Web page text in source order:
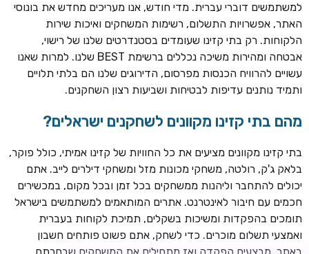
חבילת קבלת פנים: בונוס 100% עד 300€ + 100 ספיני בונוס על
ההפקדה הראשונה
CASOO
בונוס מתגלגל עד 2,000 ₪ + 200 ספינים חינם לשחקנים
חדשים
ROYSPINS
חינם על ההפקדות הראשונות
למשתמשים דוברי עברית. מדי חודש, אנו מעריכים מחדש את בונוסי
האתר, אפשרויות התשלום, רשימות המשחקים ואיכות שירות
הלקוחות. רק בתי קזינו שעומדים בסטנדרטים שלנו של רישוי,
אבטחה ומהירות משיכה נכללים ברשימת BEST שלנו. למרות שאנו
עשויים להרוויח הכנסות מפרסום, הדירוגים שלנו הם בלתי תלויים
ותמיד נותנים עדיפות לבטיחות ושביעות רצון השחקנים.
מהם בתי קזינו מקוונים לשחקנים ישראלים?
בתי קזינו מקוונים מציעים את כל החוויות של קזינו אמיתי, כולל פוקר,
בלאק ג'ק, רולטה, משחקי מכונות מזל ומשחקי דילרים לייב. אתם
יכולים להתחבר וליהנות ממשחקים בכל זמן ובכל מקום, במכשירים
חכמים עם חיבור לאינטרנט. אתרים המותאמים למשתמשים בישראל
תומכים בהפקדות ומשיכות בשקלים, תמיכת לקוחות בעברית
ואמצעי תשלום מוכרים. כדי לשחק, אתם פשוט פותחים חשבון